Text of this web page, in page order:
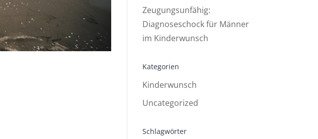
Zeugungsunfähig:
Diagnoseschock für Männer
im Kinderwunsch
Kategorien
Kinderwunsch
Uncategorized
Schlagwörter